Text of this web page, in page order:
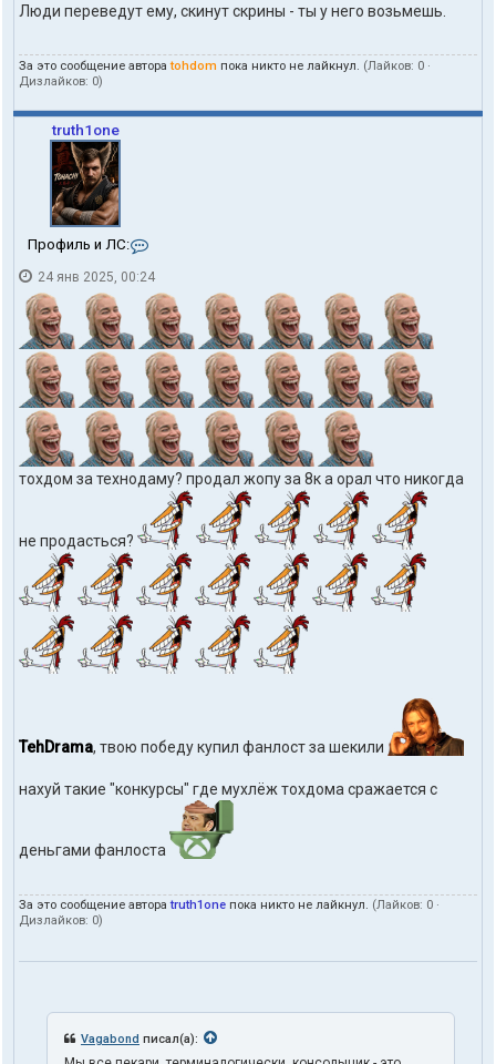
ь
о
в
т
m
Люди переведут ему, скинут скрины - ты у него возьмешь.
За это сообщение автораtohdom пока никто не лайкнул. (Лайков: 0 ·
Дизлайков: 0)
truth1one
Профиль и ЛС:
н
т
а
к
т
ы
п
о
л
ь
з
о
т
е
я
t
t
h
e
24 янв 2025, 00:24
тохдом за технодаму? продал жопу за 8к а орал что никогда
не продасться?
TehDrama, твою победу купил фанлост за шекили
нахуй такие "конкурсы" где мухлёж тохдома сражается с
деньгами фанлоста
За это сообщение автораtruth1one пока никто не лайкнул. (Лайков: 0 ·
Дизлайков: 0)
Vagabond писал(а):